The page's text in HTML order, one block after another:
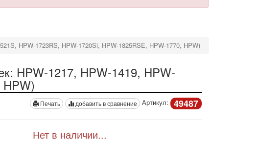
HPW-1723RS, HPW-1720Si, HPW-1825RSE, HPW-1770, HPW)
HPW-1217, HPW-1419, HPW-
Печать добавить в сравнение Артикул: 49487
Нет в наличии...